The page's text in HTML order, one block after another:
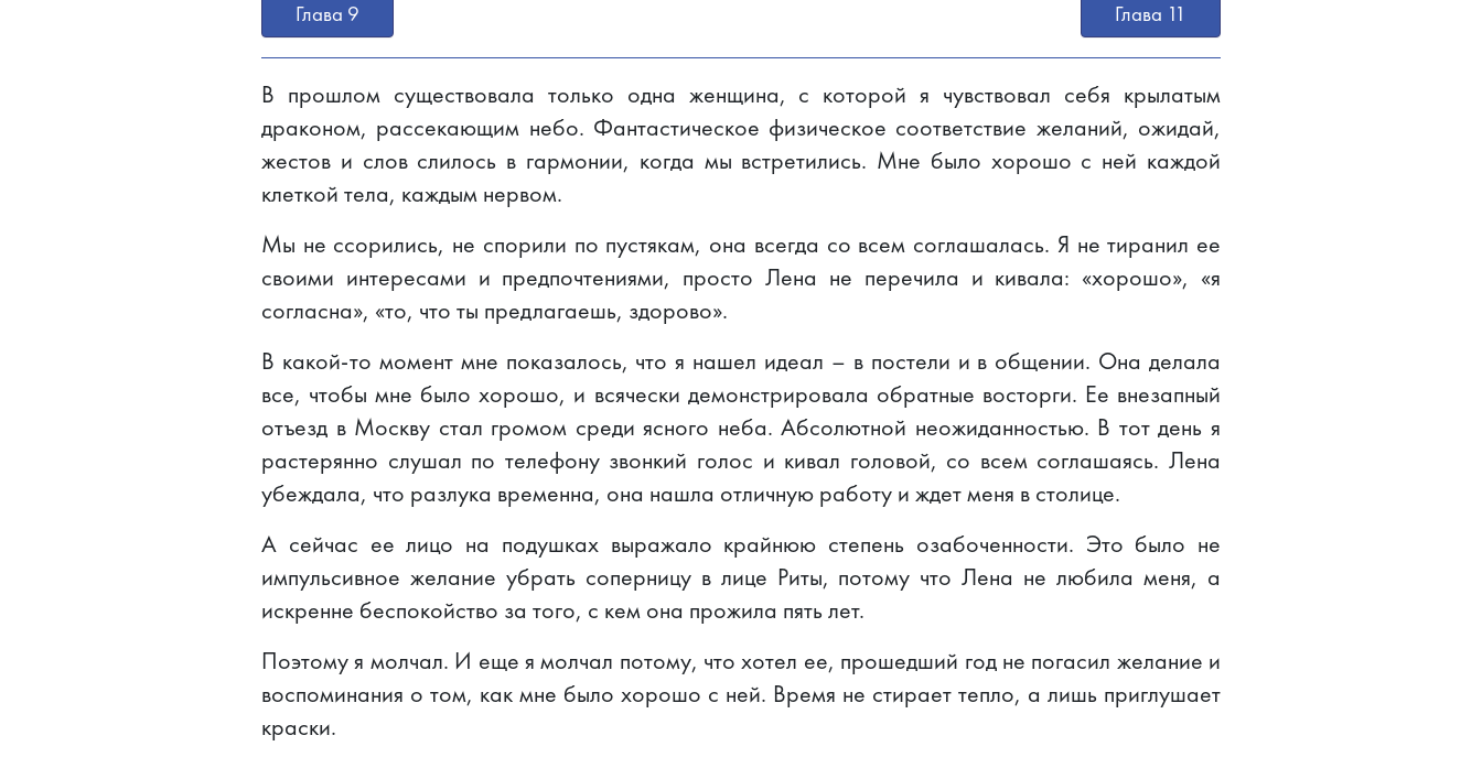
Глава 9 Глава 11
В прошлом существовала только одна женщина, с которой я чувствовал себя крылатым
драконом, рассекающим небо. Фантастическое физическое соответствие желаний, ожидай,
жестов и слов слилось в гармонии, когда мы встретились. Мне было хорошо с ней каждой
клеткой тела, каждым нервом.
Мы не ссорились, не спорили по пустякам, она всегда со всем соглашалась. Я не тиранил ее
своими интересами и предпочтениями, просто Лена не перечила и кивала: «хорошо», «я
согласна», «то, что ты предлагаешь, здорово».
В какой-то момент мне показалось, что я нашел идеал – в постели и в общении. Она делала
все, чтобы мне было хорошо, и всячески демонстрировала обратные восторги. Ее внезапный
отъезд в Москву стал громом среди ясного неба. Абсолютной неожиданностью. В тот день я
растерянно слушал по телефону звонкий голос и кивал головой, со всем соглашаясь. Лена
убеждала, что разлука временна, она нашла отличную работу и ждет меня в столице.
А сейчас ее лицо на подушках выражало крайнюю степень озабоченности. Это было не
импульсивное желание убрать соперницу в лице Риты, потому что Лена не любила меня, а
искренне беспокойство за того, с кем она прожила пять лет.
Поэтому я молчал. И еще я молчал потому, что хотел ее, прошедший год не погасил желание и
воспоминания о том, как мне было хорошо с ней. Время не стирает тепло, а лишь приглушает
краски.